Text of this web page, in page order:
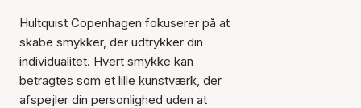
Hultquist Copenhagen fokuserer på at
skabe smykker, der udtrykker din
individualitet. Hvert smykke kan
betragtes som et lille kunstværk, der
afspejler din personlighed uden at